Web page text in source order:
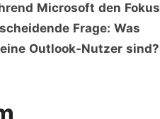
Microsoft den Fokus
Frage: Was
Outlook-Nutzer sind?